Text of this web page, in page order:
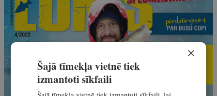
×
Šajā tīmekļa vietnē tiek
izmantoti sīkfaili